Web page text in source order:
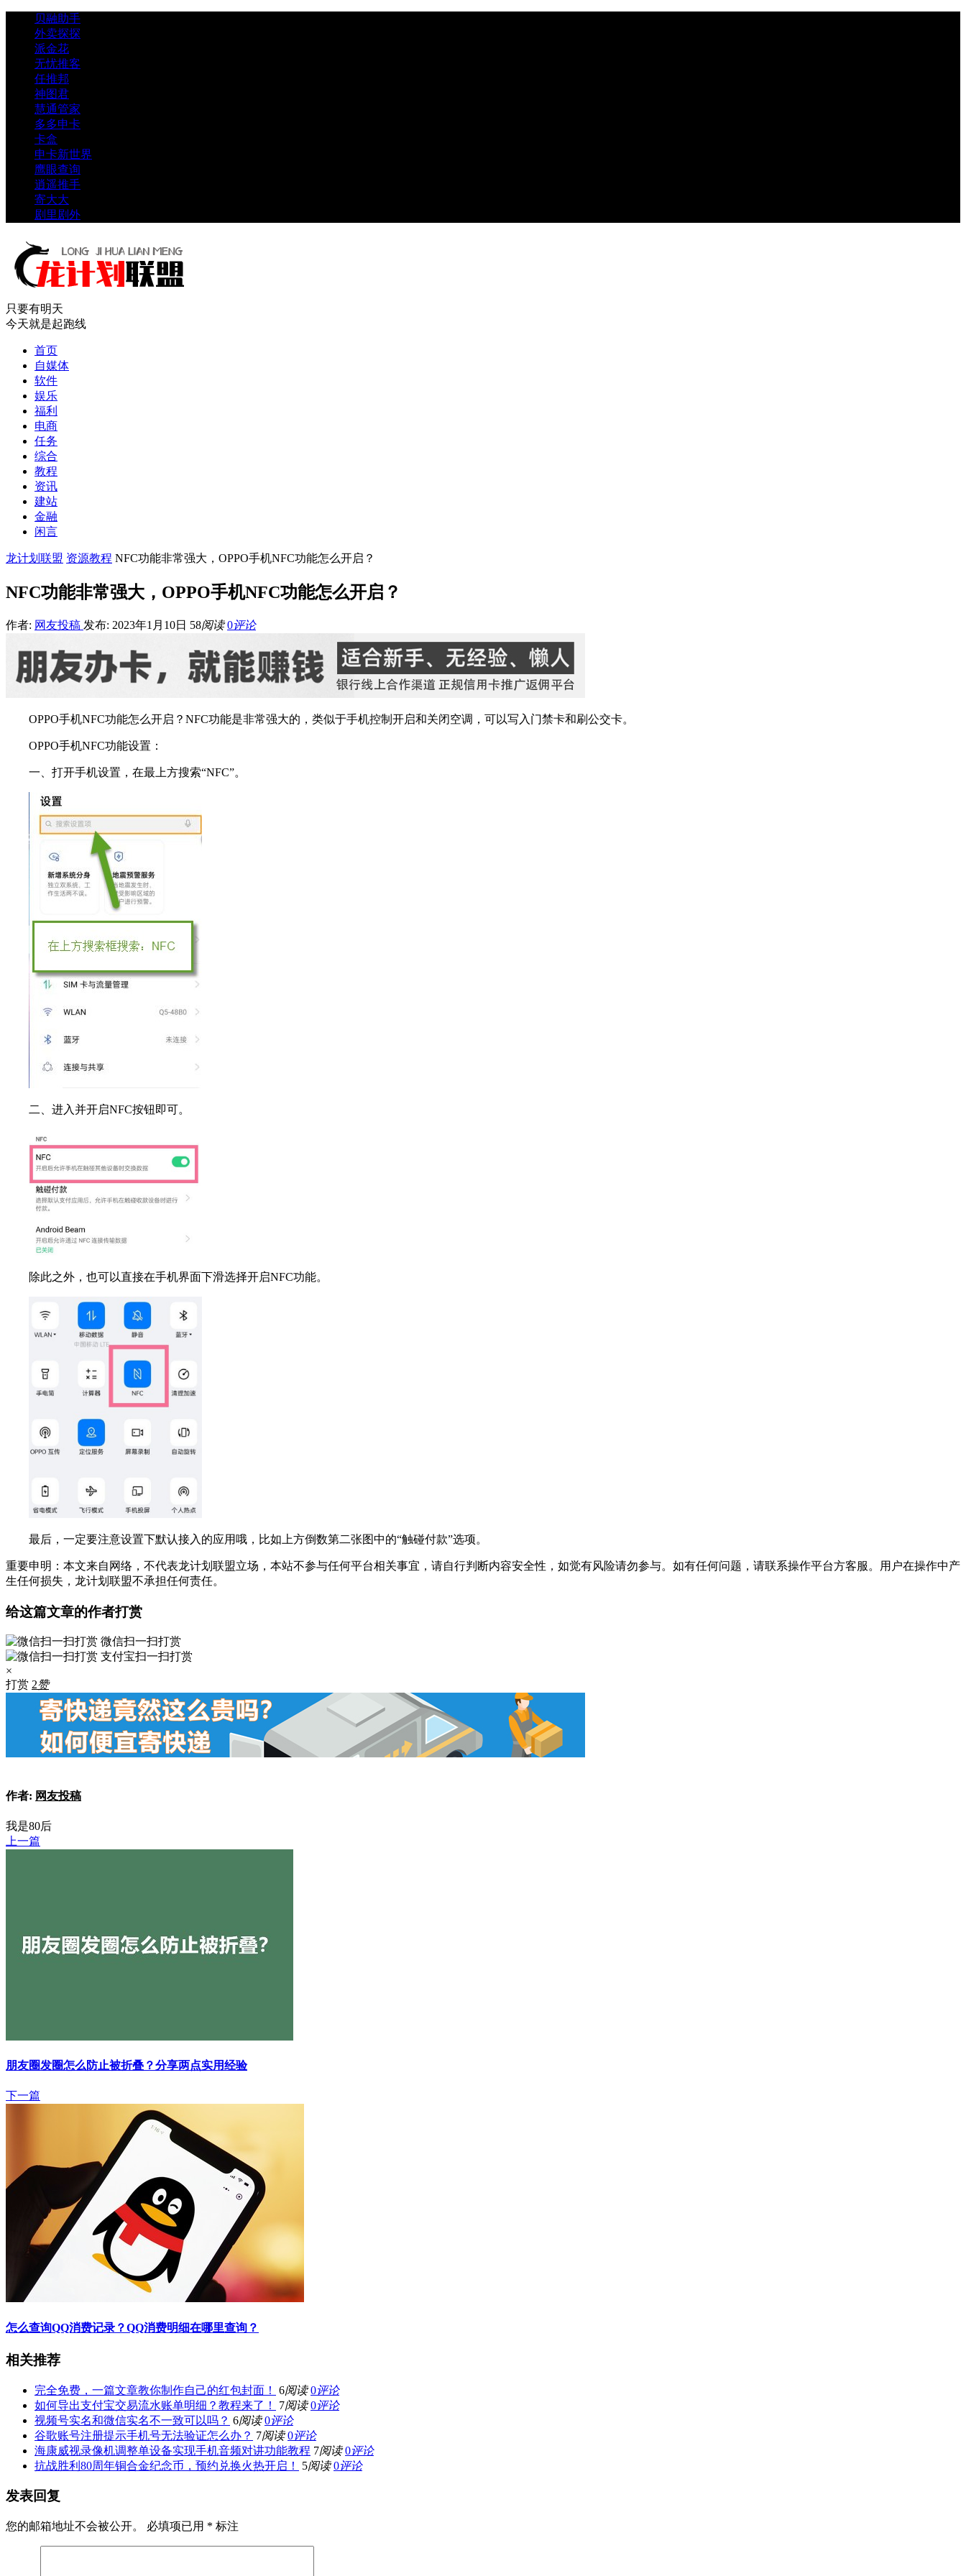
贝融助手
外卖探探
派金花
无忧推客
任推邦
神图君
慧通管家
多多申卡
卡盒
申卡新世界
鹰眼查询
逍遥推手
寄大大
剧里剧外
只要有明天
今天就是起跑线
首页
自媒体
软件
娱乐
福利
电商
任务
综合
教程
资讯
建站
金融
闲言
龙计划联盟 资源教程 NFC功能非常强大，OPPO手机NFC功能怎么开启？
NFC功能非常强大，OPPO手机NFC功能怎么开启？
作者: 网友投稿 发布: 2023年1月10日 58阅读 0评论
OPPO手机NFC功能怎么开启？NFC功能是非常强大的，类似于手机控制开启和关闭空调，可以写入门禁卡和刷公交卡。
OPPO手机NFC功能设置：
一、打开手机设置，在最上方搜索“NFC”。
二、进入并开启NFC按钮即可。
除此之外，也可以直接在手机界面下滑选择开启NFC功能。
最后，一定要注意设置下默认接入的应用哦，比如上方倒数第二张图中的“触碰付款”选项。
重要申明：本文来自网络，不代表龙计划联盟立场，本站不参与任何平台相关事宜，请自行判断内容安全性，如觉有风险请勿参与。如有任何问题，请联系操作平台方客服。用户在操作中产
生任何损失，龙计划联盟不承担任何责任。
给这篇文章的作者打赏
微信扫一扫打赏
支付宝扫一扫打赏
×
打赏 2赞
作者: 网友投稿
我是80后
上一篇
朋友圈发圈怎么防止被折叠？分享两点实用经验
下一篇
怎么查询QQ消费记录？QQ消费明细在哪里查询？
相关推荐
完全免费，一篇文章教你制作自己的红包封面！ 6阅读 0评论
如何导出支付宝交易流水账单明细？教程来了！
7阅读 0评论
视频号实名和微信实名不一致可以吗？ 6阅读 0评论
谷歌账号注册提示手机号无法验证怎么办？ 7阅读 0评论
海康威视录像机调整单设备实现手机音频对讲功能教程 7阅读 0评论
抗战胜利80周年铜合金纪念币，预约兑换火热开启！
5阅读 0评论
发表回复
您的邮箱地址不会被公开。 必填项已用 * 标注